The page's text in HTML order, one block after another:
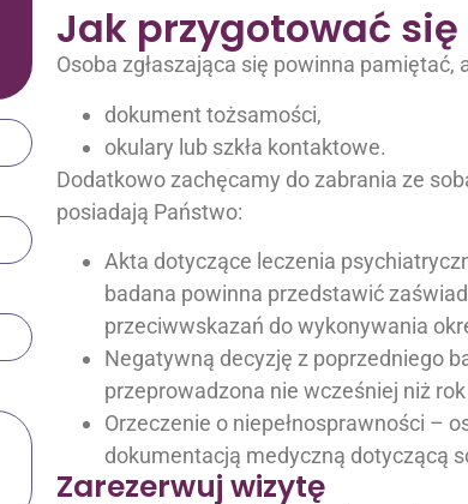
Jak przygotować
Osoba zgłaszająca się powinna pamiętać,
dokument tożsamości,
okulary lub szkła kontaktowe.
Dodatkowo zachęcamy do zabrania ze
posiadają Państwo:
Akta dotyczące leczenia
badana powinna przedstawić
przeciwwskazań do wykonywania
Negatywną decyzję z poprzedniego
przeprowadzona nie wcześniej niż
Orzeczenie o niepełnosprawności –
dokumentacją medyczną dotyczącą
Zarezerwuj wizytę